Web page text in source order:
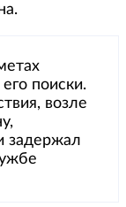
поиски.
возле
задержал